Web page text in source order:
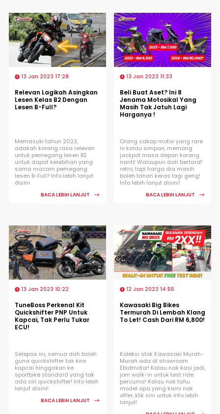
13 Jan 2023 17:28
Relevan Lagikah Asingkan
Lesen Kelas B2 Dengan
Lesen B-Full?
Memasuki tahun 2023,
adakah korang rasa relevan
untuk pemegang lesen B2
untuk dapat kelebihan yang
sama macam pemegang
lesen B-Full? Info lebih lanjut
disini
BACA LEBIH LANJUT
13 Jan 2023 11:33
Beli Buat Aset? Ini 8
Jenama Motosikal Yang
Masih Tak Jatuh Lagi
Harganya !
Orang cakap motor yang rare
ni kalau simpan, memang
jackpot masa depan korang
nanti! Walaupun dah bertaraf
retro, tapi harga dia masih
boleh tahan keras lagi geng!
Info lebih lanjut disini!
BACA LEBIH LANJUT
13 Jan 2023 10:22
TuneBoss Perkenal Kit
Quickshifter PNP Untuk
Kapcai, Tak Perlu Tukar
ECU!
Selepas ini, semua dah boleh
guna quickshifter tak kira
kapcai hinggakan ke
sportbike standard yang tak
ada ciri quickshifter! Info lebih
lanjut disini!
BACA LEBIH LANJUT
12 Jan 2023 14:55
Kawasaki Big Bikes
Termurah Di Lembah Klang
To Let! Cash Dari RM 6,800!
Koleksi stok Kawasaki Murah-
Murah ada di showroom
Ebidmotor! Kalau nak kasi jadi,
jom walk-in untuk test ride
percuma! Kalau nak tahu
model apa yang kami nak
offer, klik sini untuk info lebih
lanjut!